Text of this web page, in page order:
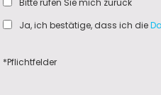
Ja, ich bestätige, dass ich die
*Pflichtfelder